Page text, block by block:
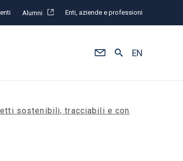
Alumni Enti, aziende e professioni
EN
sostenibili, tracciabili e con